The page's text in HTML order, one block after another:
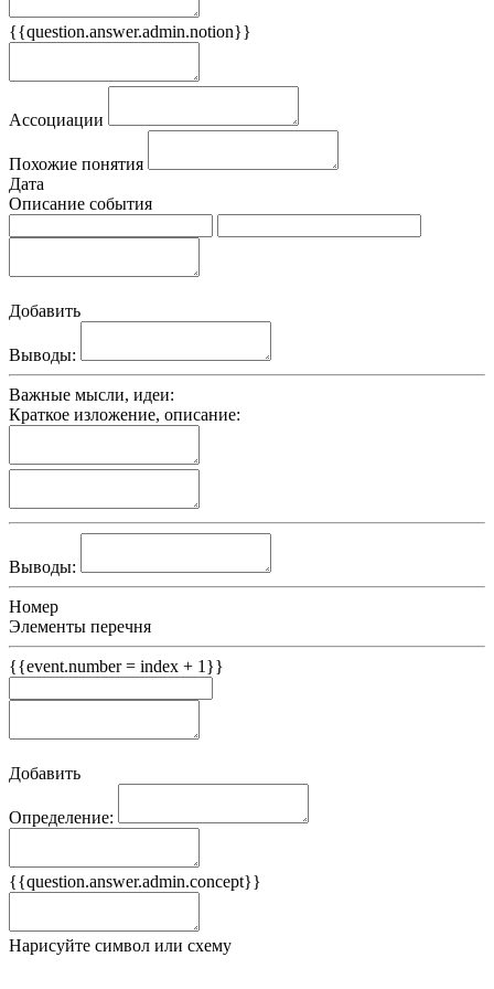
{{question.answer.admin.notion}}
Ассоциации
Похожие понятия
Дата
Описание события
Добавить
Выводы:
Важные мысли, идеи:
Краткое изложение, описание:
Выводы:
Номер
Элементы перечня
{{event.number = index + 1}}
Добавить
Определение:
{{question.answer.admin.concept}}
Нарисуйте символ или схему